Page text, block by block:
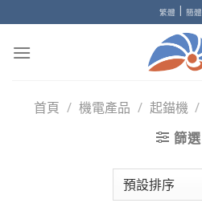
to
content
繁體 | 簡體
首頁 / 機電產品 / 起錨機 /
篩選